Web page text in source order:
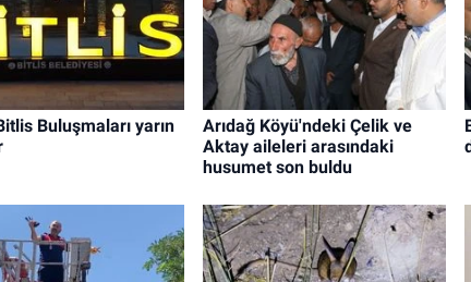
Buluşmaları yarın
Arıdağ Köyü'ndeki Çelik ve
Aktay aileleri arasındaki
husumet son buldu